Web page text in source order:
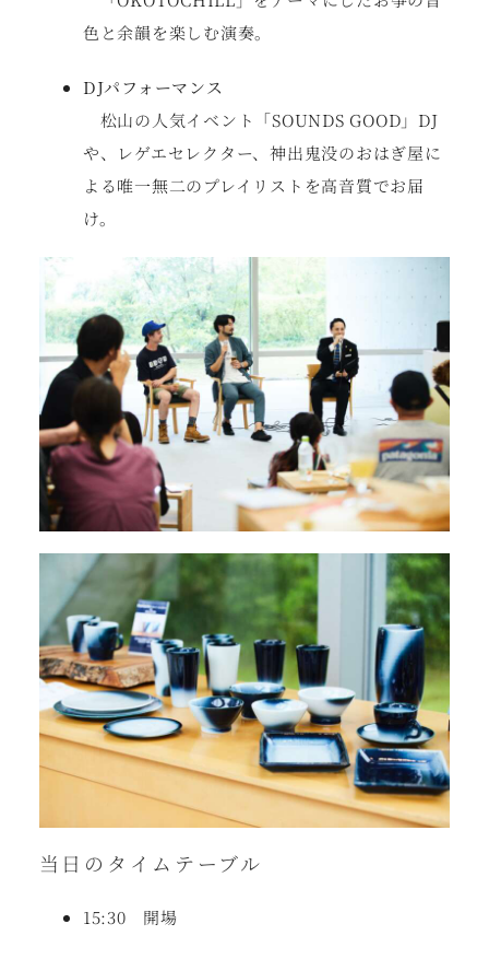
色と余韻を楽しむ演奏。
DJパフォーマンス
松山の人気イベント「SOUNDS GOOD」DJ
や、レゲエセレクター、神出鬼没のおはぎ屋に
よる唯一無二のプレイリストを高音質でお届
け。
当日のタイムテーブル
15:30 開場